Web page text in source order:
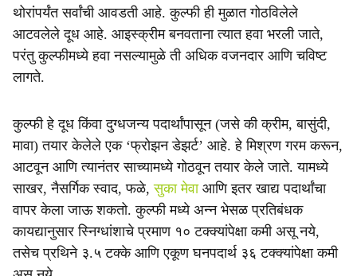
थोरांपर्यंत सर्वांची आवडती आहे. कुल्फी ही मुळात गोठविलेले
आटवलेले दूध आहे. आइस्क्रीम बनवताना त्यात हवा भरली जाते,
परंतु कुल्फीमध्ये हवा नसल्यामुळे ती अधिक वजनदार आणि चविष्ट
लागते.
कुल्फी हे दूध किंवा दुग्धजन्य पदार्थांपासून (जसे की क्रीम, बासुंदी,
मावा) तयार केलेले एक ‘फ्रोझन डेझर्ट’ आहे. हे मिश्रण गरम करून,
आटवून आणि त्यानंतर साच्यामध्ये गोठवून तयार केले जाते. यामध्ये
साखर, नैसर्गिक स्वाद, फळे,सुका मेवाआणि इतर खाद्य पदार्थांचा
वापर केला जाऊ शकतो. कुल्फी मध्ये अन्न भेसळ प्रतिबंधक
कायद्यानुसार स्निग्धांशाचे प्रमाण १० टक्क्यांपेक्षा कमी असू नये,
तसेच प्रथिने ३.५ टक्के आणि एकूण घनपदार्थ ३६ टक्क्यांपेक्षा कमी